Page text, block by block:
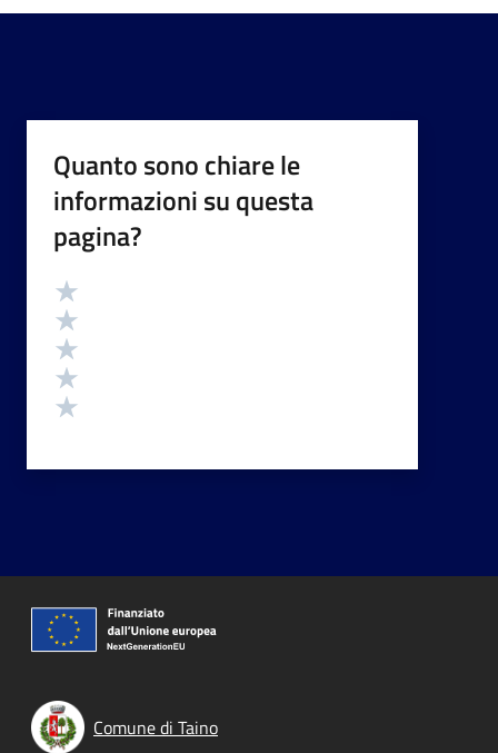
Quanto sono chiare le
informazioni su questa
pagina?
Valutazione
Comune di Taino